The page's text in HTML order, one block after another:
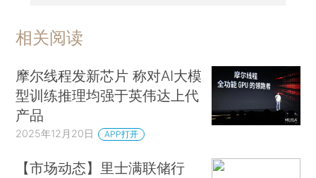
相关阅读
摩尔线程发新芯片 称对AI大模
型训练推理均强于英伟达上代
产品
2025年12月20日 APP打开
【市场动态】里士满联储行